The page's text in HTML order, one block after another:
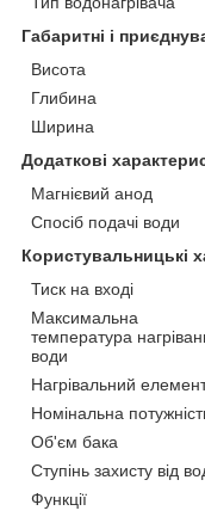
Габаритні і
Висота
Глибина
Ширина
Додаткові
Магнієвий анод
Спосіб подачі води
Користувальницькі
Тиск на вході
Максимальна
температура
води
Нагрівальний
Номінальна
Об'єм бака
Ступінь захисту від
Функції